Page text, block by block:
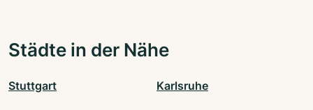
Städte in der Nähe
Stuttgart Karlsruhe